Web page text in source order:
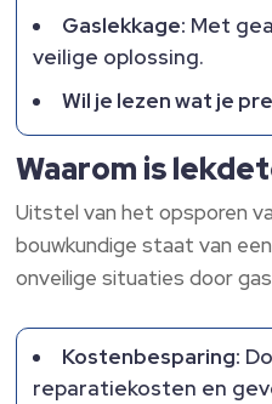
Gaslekkage: Met
veilige oplossing.
Wil je lezen wat je
Waarom is
Uitstel van het opsporen
bouwkundige staat van
onveilige situaties door
Kostenbesparing:
reparatiekosten en